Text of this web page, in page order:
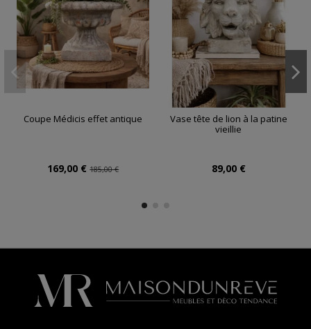
Coupe Médicis effet antique
169,00 €185,00 €
Vase tête de lion à la patine
vieillie
89,00 €